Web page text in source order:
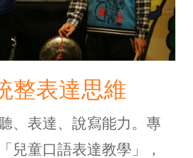
整表達思維
、表達、說寫能力。專
兒童口語表達教學」，